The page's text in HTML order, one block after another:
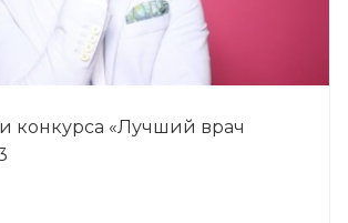
конкурса «Лучший врач